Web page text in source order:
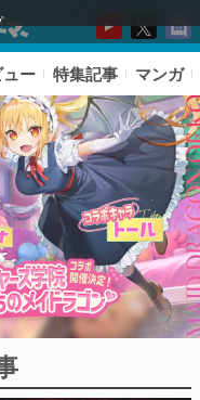
ー 特集記事 マンガ